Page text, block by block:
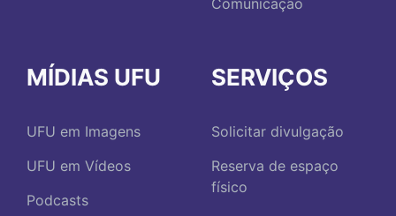
Comunicação
MÍDIAS UFU
UFU em Imagens
UFU em Vídeos
Podcasts
SERVIÇOS
Solicitar divulgação
Reserva de espaço
físico